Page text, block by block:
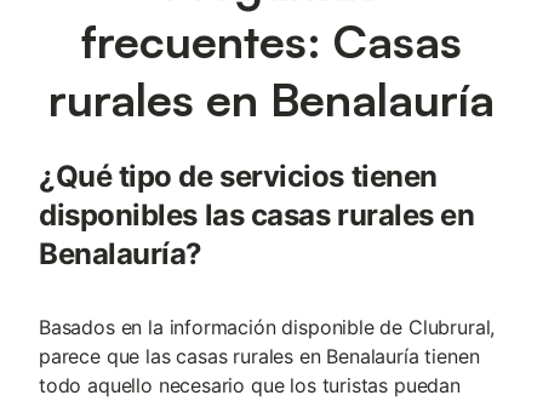
frecuentes: Casas
rurales en Benalauría
¿Qué tipo de servicios tienen
disponibles las casas rurales en
Benalauría?
Basados en la información disponible de Clubrural,
parece que las casas rurales en Benalauría tienen
todo aquello necesario que los turistas puedan